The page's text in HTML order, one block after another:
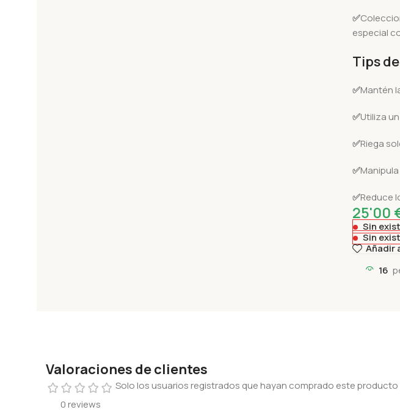
✅
especial
Tips
✅Mantén
✅Utiliza
✅Riega
✅
✅Reduce
25'00
Sin
Sin
Añadir
16
Valoraciones de clientes
0 reviews
Solo los usuarios registrados que hayan comprado este